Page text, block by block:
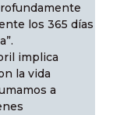
los 365 días
implica
la vida
a